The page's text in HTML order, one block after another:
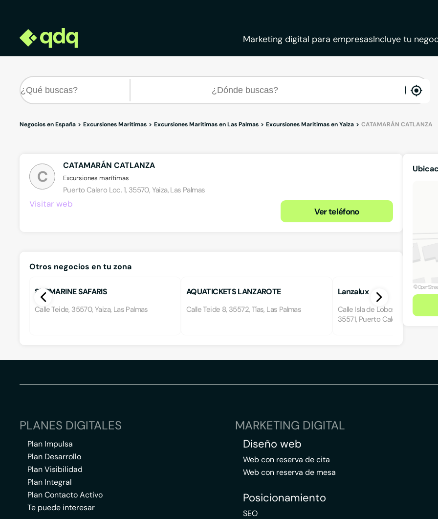
Marketing digital para empresasIncluye tu
Negocios en España Excursiones Maritimas Excursiones Maritimas en Las Palmas Excursiones Maritimas en Yaiza CATAMARÁN CATLANZA
C
CATAMARÁN CATLANZA
Excursiones marítimas
Puerto Calero Loc. 1, 35570, Yaiza, Las Palmas
Visitar web
Ver teléfono
Otros negocios en tu zona
SUBMARINE SAFARIS
Calle Teide, 35570, Yaiza, Las Palmas
AQUATICKETS LANZAROTE
Calle Teide 8, 35572, Tías, Las Palmas
Lanzalux
Calle Isla de Lobos 34, Paseo de
35571, Puerto Calero, Yaiza, Las
PLANES DIGITALES
Plan Impulsa
Plan Desarrollo
Plan Visibilidad
Plan Integral
Plan Contacto Activo
Te puede interesar
MARKETING DIGITAL
Diseño web
Web con reserva de cita
Web con reserva de mesa
Posicionamiento
SEO